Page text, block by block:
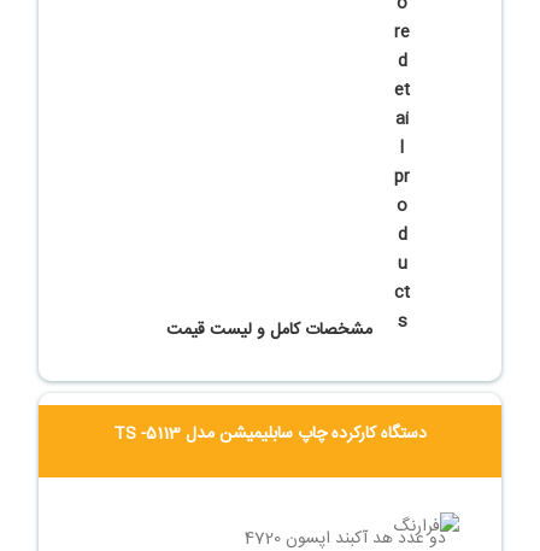
مشخصات کامل و لیست قیمت
تماس بگیریددستگاه کارکرده چاپ سابلیمیشن مدل TS -5113
دو عدد هد آکبند اپسون 4720